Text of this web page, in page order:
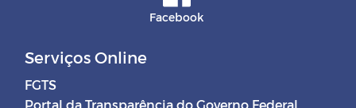
Facebook
Serviços Online
FGTS
Portal da Transparência do Governo Federal